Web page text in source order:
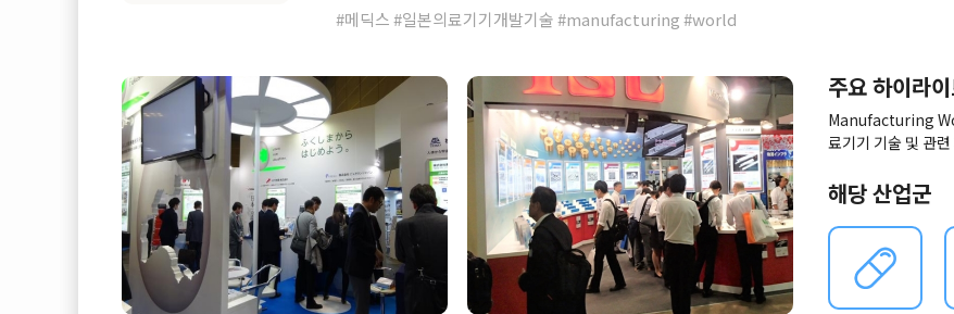
#메딕스 #일본의료기기개발기술 #manufacturing #world
주요 하이라
Manufacturing
료기기 기술 및 관
해당 산업군